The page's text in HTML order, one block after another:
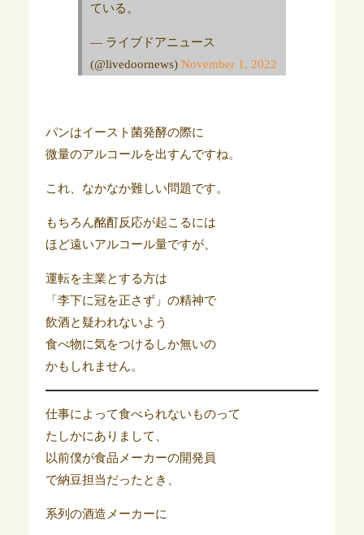
ている。
— ライブドアニュース
(@livedoornews) November 1, 2022
パンはイースト菌発酵の際に
微量のアルコールを出すんですね。
これ、なかなか難しい問題です。
もちろん酩酊反応が起こるには
ほど遠いアルコール量ですが、
運転を主業とする方は
「李下に冠を正さず」の精神で
飲酒と疑われないよう
食べ物に気をつけるしか無いの
かもしれません。
仕事によって食べられないものって
たしかにありまして、
以前僕が食品メーカーの開発員
で納豆担当だったとき、
系列の酒造メーカーに